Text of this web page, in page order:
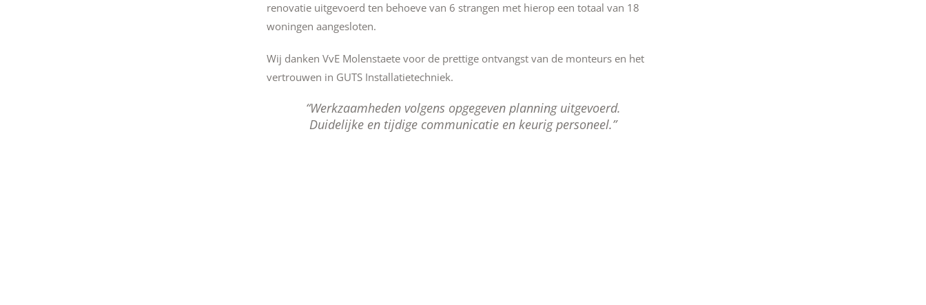
renovatie uitgevoerd ten behoeve van 6 strangen met hierop een totaal van 18
woningen aangesloten.
Wij danken VvE Molenstaete voor de prettige ontvangst van de monteurs en het
vertrouwen in GUTS Installatietechniek.
Werkzaamheden volgens opgegeven planning uitgevoerd.
Duidelijke en tijdige communicatie en keurig personeel.